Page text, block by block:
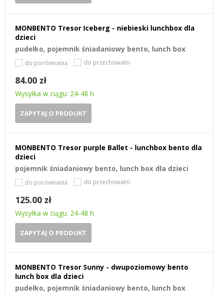
MONBENTO Tresor Iceberg - niebieski lunchbox dla
dzieci
pudełko, pojemnik śniadaniowy bento, lunch box
do porównania do przechowalni
84.00 zł
Wysyłka w ciągu: 24-48 h
ZAPYTAJ O PRODUKT
MONBENTO Tresor purple Ballet - lunchbox bento dla
dzieci
pojemnik śniadaniowy bento, lunch box dla dzieci
do porównania do przechowalni
125.00 zł
Wysyłka w ciągu: 24-48 h
ZAPYTAJ O PRODUKT
MONBENTO Tresor Sunny - dwupoziomowy bento
lunch box dla dzieci
pudełko, pojemnik śniadaniowy bento, lunch box